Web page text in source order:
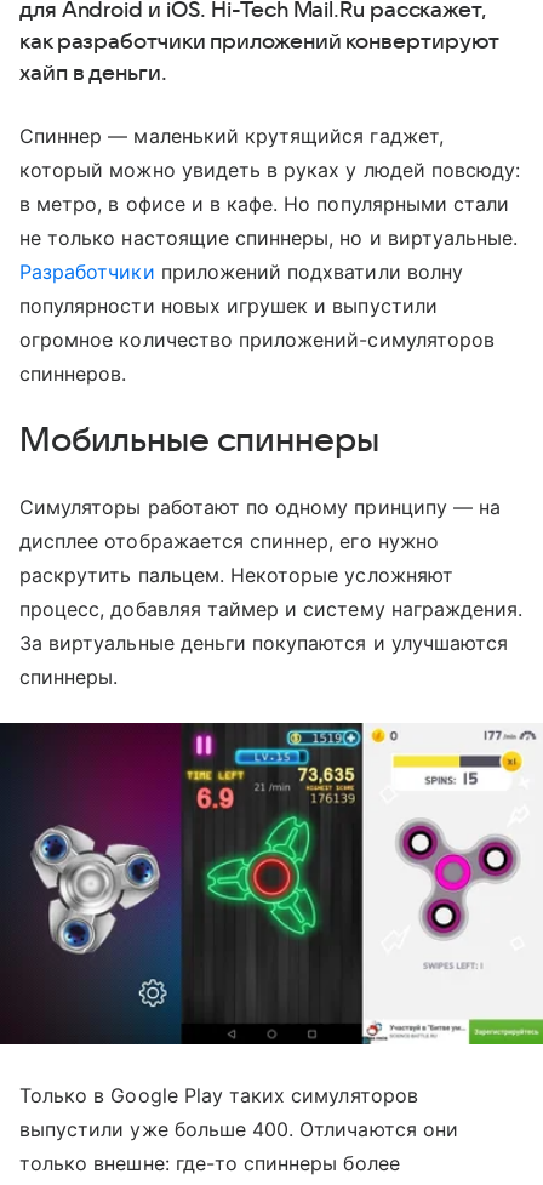
для Android и iOS. Hi-Tech Mail.Ru расскажет,
как разработчики приложений конвертируют
хайп в деньги.
Спиннер — маленький крутящийся гаджет,
который можно увидеть в руках у людей повсюду:
в метро, в офисе и в кафе. Но популярными стали
не только настоящие спиннеры, но и виртуальные.
Разработчики приложений подхватили волну
популярности новых игрушек и выпустили
огромное количество приложений-симуляторов
спиннеров.
Мобильные спиннеры
Симуляторы работают по одному принципу — на
дисплее отображается спиннер, его нужно
раскрутить пальцем. Некоторые усложняют
процесс, добавляя таймер и систему награждения.
За виртуальные деньги покупаются и улучшаются
спиннеры.
Только в Google Play таких симуляторов
выпустили уже больше 400. Отличаются они
только внешне: где-то спиннеры более